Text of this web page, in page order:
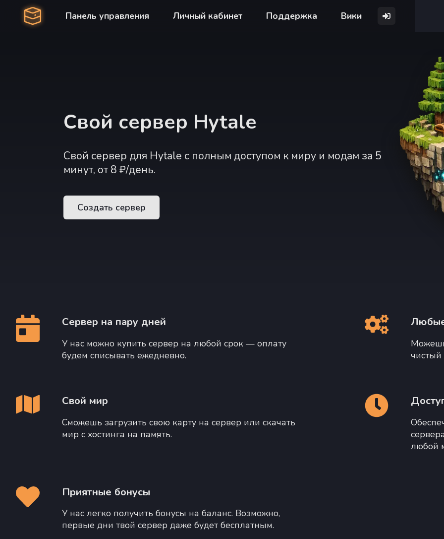
Панель управления Личный кабинет Поддержка Вики
Свой сервер Hytale
Свой сервер для Hytale с полным доступом к миру и модам за 5
минут, от 8 ₽/день.
Создать сервер
Сервер на пару дней
У нас можно купить сервер на любой срок — оплату
будем списывать ежедневно.
Можешь
чистый
Свой мир
Сможешь загрузить свою карту на сервер или скачать
мир с хостинга на память.
любой
Приятные бонусы
У нас легко получить бонусы на баланс. Возможно,
первые дни твой сервер даже будет бесплатным.